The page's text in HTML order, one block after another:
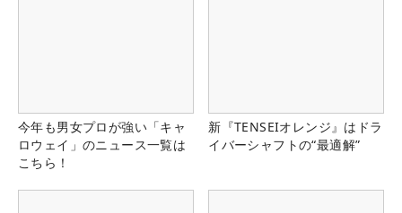
今年も男女プロが強い「キャ
ロウェイ」のニュース一覧は
こちら！
新『TENSEIオレンジ』はドラ
イバーシャフトの“最適解”